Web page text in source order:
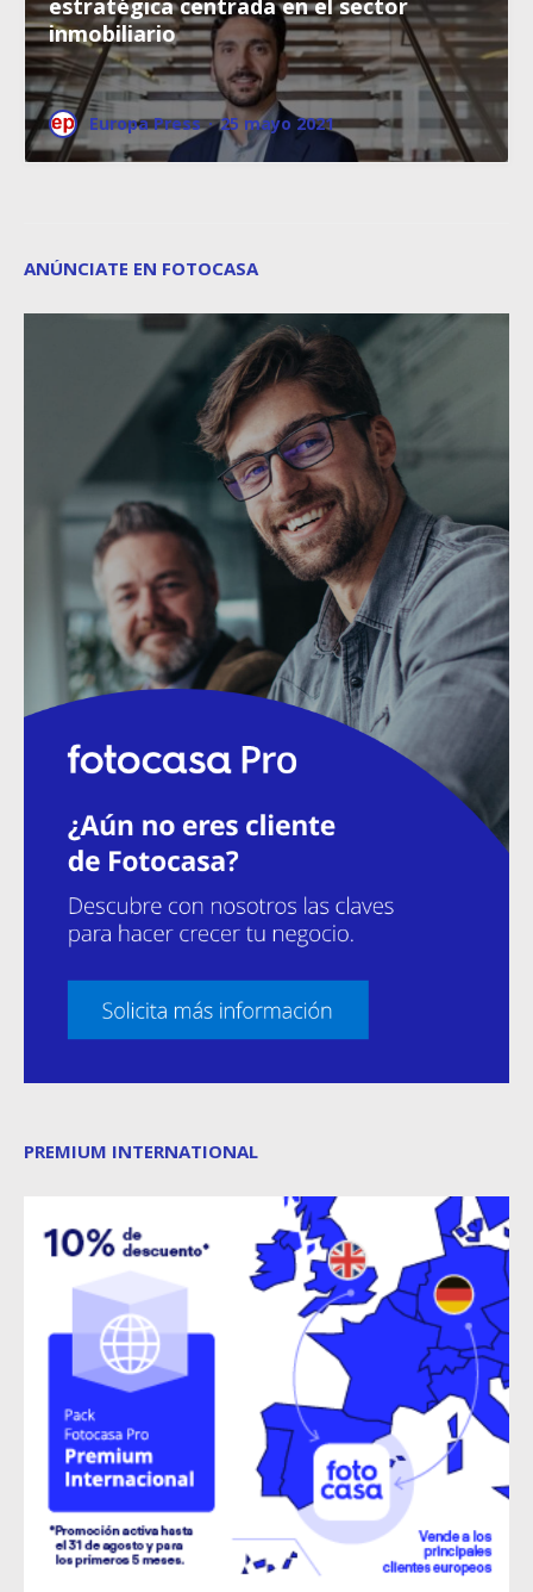
estratégica centrada en el sector
inmobiliario
Europa Press · 25 mayo 2021
ANÚNCIATE EN FOTOCASA
PREMIUM INTERNATIONAL